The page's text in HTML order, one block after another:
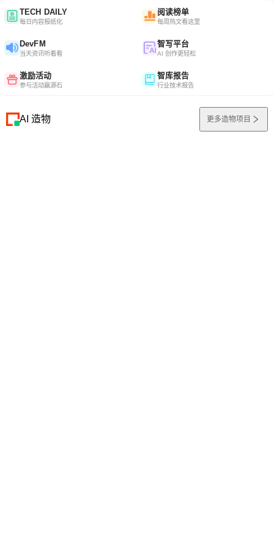
TECH DAILY
每日内容报纸化
阅读榜单
每周热文看这里
DevFM
当天资讯听着看
智写平台
AI 创作更轻松
激励活动
参与活动赢源石
智库报告
行业技术报告
AI 造物 更多造物项目